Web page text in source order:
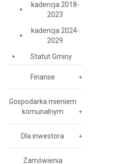
kadencja 2018-
2023
kadencja 2024-
2029
Statut Gminy
Finanse
Gospodarka mieniem
komunalnym
Dla inwestora
Zamówienia